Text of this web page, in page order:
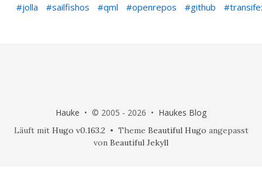
jolla
sailfishos qml openrepos github
Hauke • © 2005 - 2026 • Haukes Blog
Läuft mit Hugo v0.163.2 • Theme Beautiful Hugo angepasst
von Beautiful Jekyll